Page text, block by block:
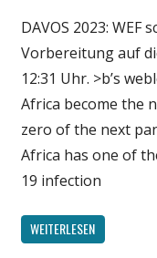
Politik
Wirtschaft
Wissenschaft
DAVOS 2023:
Vorbereitung auf
12:31 Uhr. >b’s
Africa become the
zero of the next
Africa has one of
19 infection
WEITERLESEN